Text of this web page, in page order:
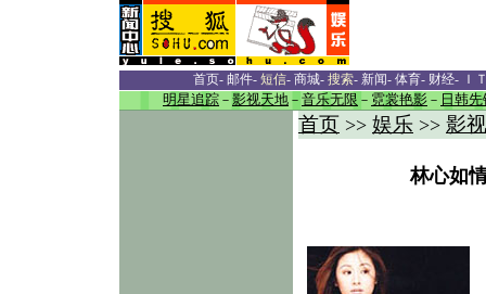
首页- 邮件- 短信- 商城- 搜索- 新闻- 体育- 财经- Ｉ
明星追踪 － 影视天地 － 音乐无限 － 霓裳艳影 － 日韩先
首页 >> 娱乐 >> 影
林心如